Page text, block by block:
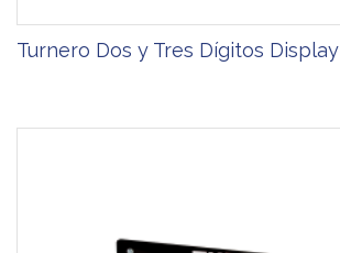
Turnero Dos y Tres Dígitos Display